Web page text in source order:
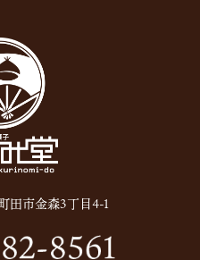
月(6)
月(11)
月(11)
月(12)
月(13)
月(1)
月(1)
田市金森3丁目4-1